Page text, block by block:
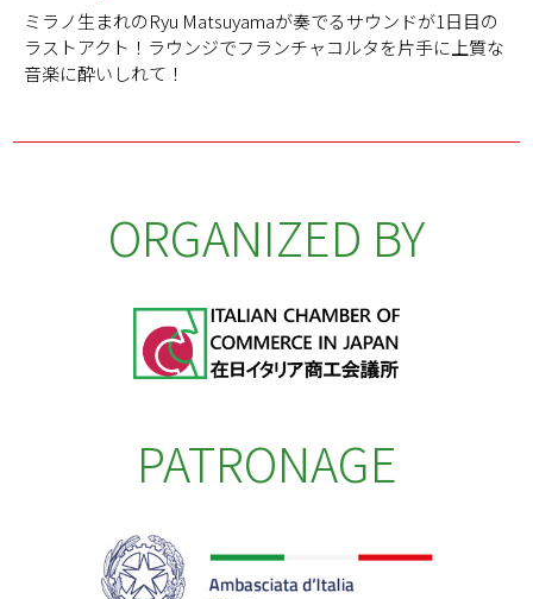
ミラノ生まれのRyu Matsuyamaが奏でるサウンドが1日目の
ラストアクト！ラウンジでフランチャコルタを片手に上質な
音楽に酔いしれて！
ORGANIZED BY
PATRONAGE